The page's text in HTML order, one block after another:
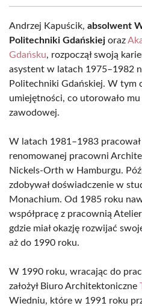
Andrzej Kapuścik, absolwent
Politechniki Gdańskiej oraz
Gdańsku, rozpoczął swoją
asystent w latach 1975–1982
Politechniki Gdańskiej. W tym
umiejętności, co utorowało
zawodowej.
W latach 1981–1983
renomowanej pracowni
Nickels-Orth w Hamburgu.
zdobywał doświadczenie w
Monachium. Od 1985 roku
współpracę z pracownią
gdzie miał okazję rozwijać
aż do 1990 roku.
W 1990 roku, wracając do
założył Biuro Architektoniczne
Wiedniu, które w 1991 roku